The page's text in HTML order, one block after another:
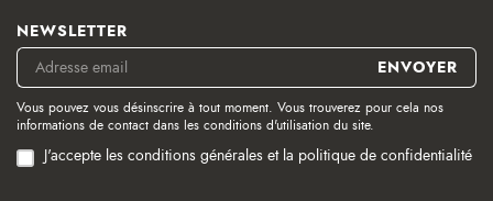
NEWSLETTER
Vous pouvez vous désinscrire à tout moment. Vous trouverez pour cela nos
informations de contact dans les conditions d'utilisation du site.
J'accepte les conditions générales et la politique de confidentialité